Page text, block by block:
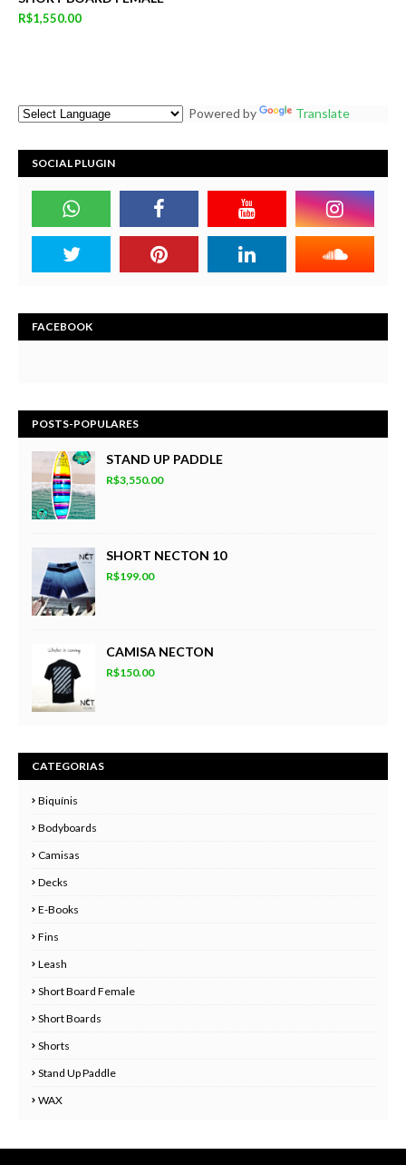
R$1,550.00
Powered by Translate
SOCIAL PLUGIN
FACEBOOK
POSTS-POPULARES
STAND UP PADDLE
R$3,550.00
SHORT NECTON 10
R$199.00
CAMISA NECTON
R$150.00
CATEGORIAS
Biquínis
Bodyboards
Camisas
Decks
E-Books
Fins
Leash
Short Board Female
Short Boards
Shorts
Stand Up Paddle
WAX